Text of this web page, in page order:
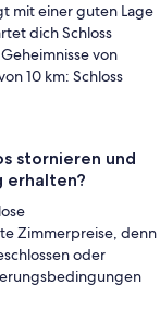
mit einer guten Lage
dich Schloss
von
10 km: Schloss
stornieren und
erhalten?
Zimmerpreise, denn
oder